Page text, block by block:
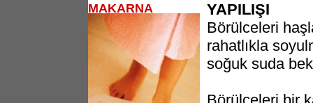
MAKARNA
YAPILIŞI
Börülceleri
rahatlıkla
soğuk suda